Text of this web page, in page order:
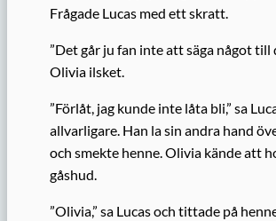
Frågade Lucas med ett skratt.
”Det går ju fan inte att säga något till
Olivia ilsket.
”Förlåt, jag kunde inte låta bli,” sa
allvarligare. Han la sin andra hand
och smekte henne. Olivia kände att
gåshud.
”Olivia,” sa Lucas och tittade på